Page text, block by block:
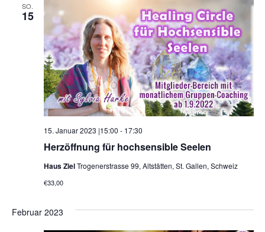
SO.
15
Herzöffnung für hochsensible Seelen
15. Januar 2023 |15:00 - 17:30
Haus ZielTrogenerstrasse 99, Altstätten, St. Gallen, Schweiz
€33,00
Februar 2023